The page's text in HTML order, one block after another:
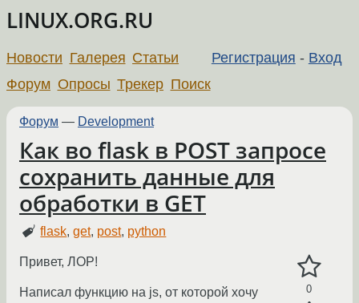
LINUX.ORG.RU
Регистрация - Вход
Новости Галерея Статьи
Форум Опросы Трекер Поиск
Форум — Development
Как во flask в POST запросе
сохранить данные для
обработки в GET
flask,get, post, python
0
Привет, ЛОР!
Написал функцию на js, от которой хочу